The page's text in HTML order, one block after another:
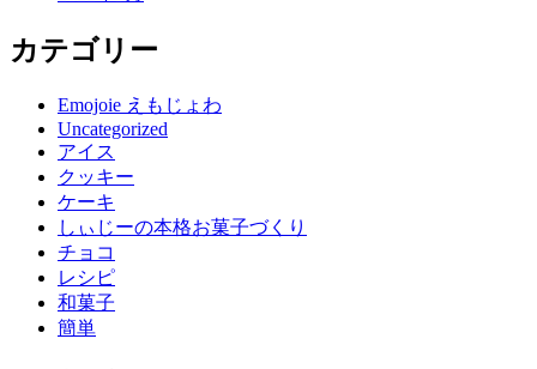
カテゴリー
Emojoie えもじょわ
Uncategorized
アイス
クッキー
ケーキ
しぃじーの本格お菓子づくり
チョコ
レシピ
和菓子
簡単